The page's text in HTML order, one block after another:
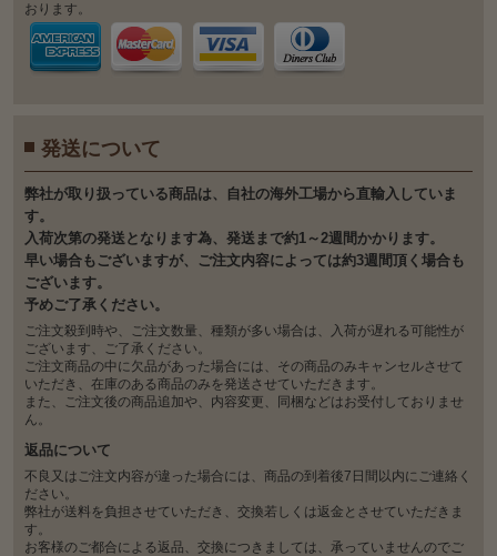
おります。
発送について
弊社が取り扱っている商品は、自社の海外工場から直輸入していま
す。
入荷次第の発送となります為、発送まで約1～2週間かかります。
早い場合もございますが、ご注文内容によっては約3週間頂く場合も
ございます。
予めご了承ください。
ご注文殺到時や、ご注文数量、種類が多い場合は、入荷が遅れる可能性が
ございます、ご了承ください。
ご注文商品の中に欠品があった場合には、その商品のみキャンセルさせて
いただき、在庫のある商品のみを発送させていただきます。
また、ご注文後の商品追加や、内容変更、同梱などはお受付しておりませ
ん。
返品について
不良又はご注文内容が違った場合には、商品の到着後7日間以内にご連絡く
ださい。
弊社が送料を負担させていただき、交換若しくは返金とさせていただきま
す。
お客様のご都合による返品、交換につきましては、承っていませんのでご